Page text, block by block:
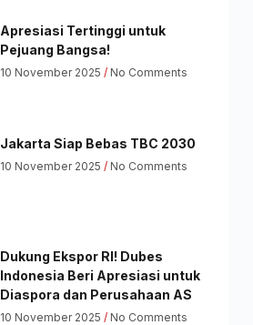
Apresiasi Tertinggi untuk
Pejuang Bangsa!
10 November 2025 No Comments
Jakarta Siap Bebas TBC 2030
10 November 2025 No Comments
Dukung Ekspor RI! Dubes
Indonesia Beri Apresiasi untuk
Diaspora dan Perusahaan AS
10 November 2025 No Comments